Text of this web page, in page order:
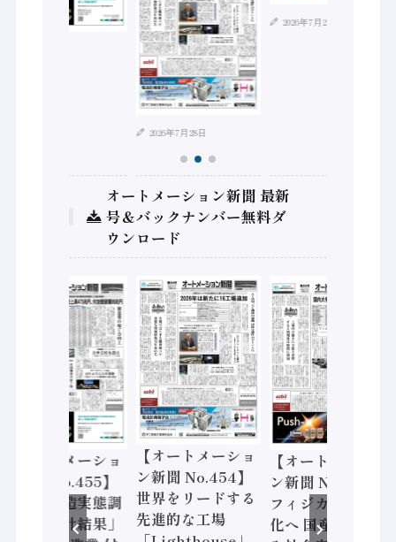
2026年7月28日
2026年7月21日
オートメーション新聞 最新
号＆バックナンバー無料ダ
ウンロード
【オートメーショ
ン新聞 No.455】
「経済構造実態調
査二次集計結果」
【オートメーショ
ン新聞 No.454】
世界をリードする
先進的な工場
【オートメーショ
ン新聞 No.453】
フィジカルAI本格
化へ 国産AI開発